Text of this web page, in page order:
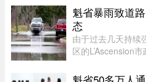
动将存在相当大的
魁省暴雨致道
态
由于过去几天持续
区的L’Ascension
区遭遇严重雨灾，